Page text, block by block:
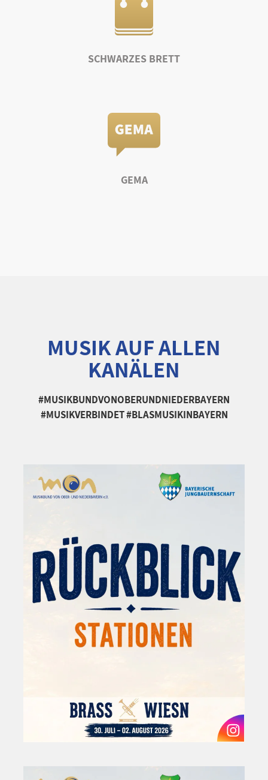
SCHWARZES BRETT
GEMA
MUSIK AUF ALLEN
KANÄLEN
#MUSIKBUNDVONOBERUNDNIEDERBAYERN
#MUSIKVERBINDET #BLASMUSIKINBAYERN